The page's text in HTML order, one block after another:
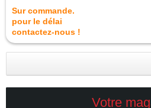
Sur commande.
pour le délai
contactez-nous !
Votre